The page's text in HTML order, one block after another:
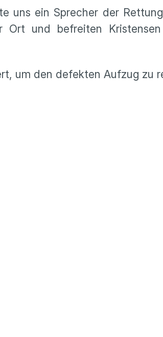
uns ein Sprecher der
und befreiten
um den defekten Aufzug zu